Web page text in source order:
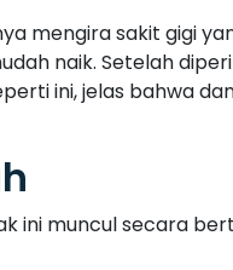
mengira sakit gigi
naik. Setelah
ini, jelas bahwa
ini muncul secara